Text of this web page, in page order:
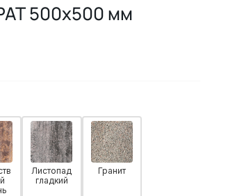
500х500 мм
Листопад
гладкий
Гранит